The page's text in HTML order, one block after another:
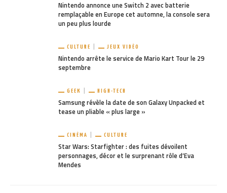
Nintendo annonce une Switch 2 avec batterie
remplaçable en Europe cet automne, la console sera
un peu plus lourde
CULTURE JEUX VIDÉO
Nintendo arrête le service de Mario Kart Tour le 29
septembre
GEEK HIGH-TECH
Samsung révèle la date de son Galaxy Unpacked et
tease un pliable « plus large »
CINÉMA CULTURE
Star Wars: Starfighter : des fuites dévoilent
personnages, décor et le surprenant rôle d’Eva
Mendes